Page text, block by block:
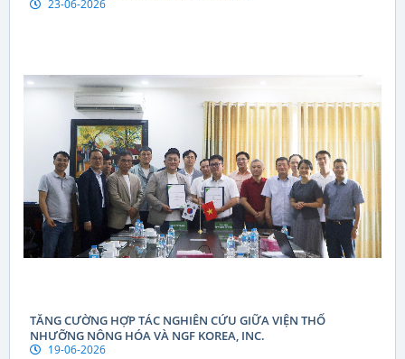
23-06-2026
TĂNG CƯỜNG HỢP TÁC NGHIÊN CỨU GIỮA VIỆN THỔ
NHƯỠNG NÔNG HÓA VÀ NGF KOREA, INC.
19-06-2026